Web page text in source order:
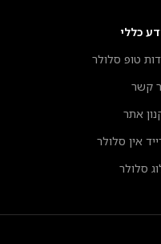
כללי
טופ סלולר
קשר
אתר
אין סלולר
סלולר